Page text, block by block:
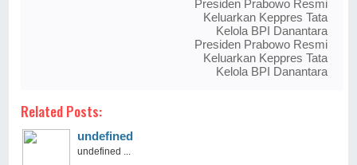
Presiden Prabowo Resmi
Keluarkan Keppres Tata
Kelola BPI Danantara
Presiden Prabowo Resmi
Keluarkan Keppres Tata
Kelola BPI Danantara
Related Posts:
undefined
undefined ...